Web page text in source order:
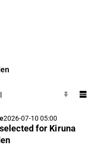
2026-07-10 05:00
for Kiruna